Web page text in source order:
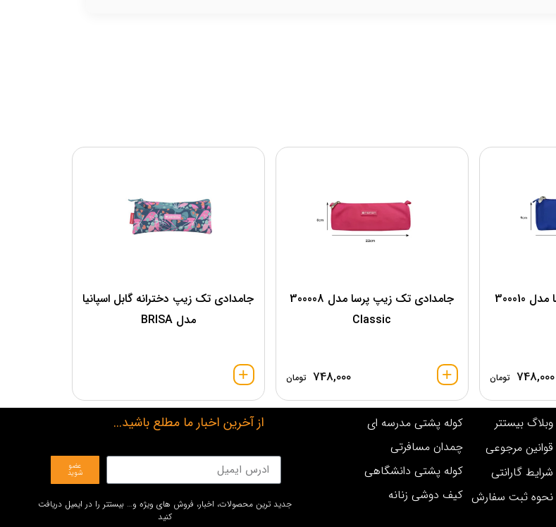
جامدادی تک زیپ پرسا مدل 300010
748,000 تومان
جامدادی تک زیپ پرسا مدل 300008
Classic
748,000 تومان
جامدادی تک زیپ دخترانه گابل اسپانیا
مدل BRISA
وبلاگ بیستتر
قوانین مرجوعی
شرایط گارانتی
نحوه ثبت سفارش
کوله پشتی مدرسه ای
چمدان مسافرتی
کوله پشتی دانشگاهی
کیف دوشی زنانه
از آخرین اخبار ما مطلع باشید...
عضو
شوید
جدید ترین محصولات، اخبار، فروش های ویژه و… بیستتر را در ایمیل دریافت
کنید